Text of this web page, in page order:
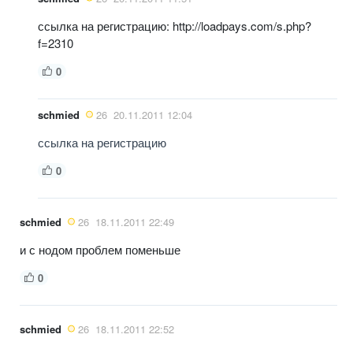
ссылка на регистрацию: http://loadpays.com/s.php?
f=2310
0
schmied 26 20.11.2011 12:04
ссылка на регистрацию
0
schmied 26 18.11.2011 22:49
и с нодом проблем поменьше
0
schmied 26 18.11.2011 22:52